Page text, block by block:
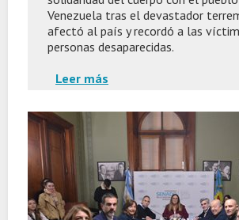
Venezuela tras el devastador
afectó al país y recordó a las
personas desaparecidas.
Leer más